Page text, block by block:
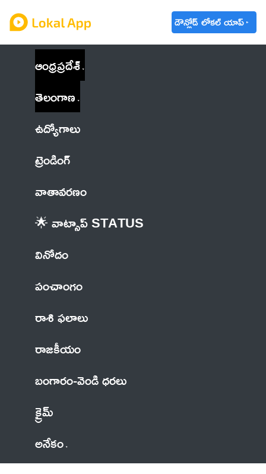
డౌన్లోడ్ లోకల్ యాప్
ఆంధ్రప్రదేశ్
తెలంగాణ
ఉద్యోగాలు
ట్రెండింగ్
వాతావరణం
🌟 వాట్సాప్ STATUS
వినోదం
పంచాంగం
రాశి ఫలాలు
రాజకీయం
బంగారం-వెండి ధరలు
క్రైమ్
అనేకం